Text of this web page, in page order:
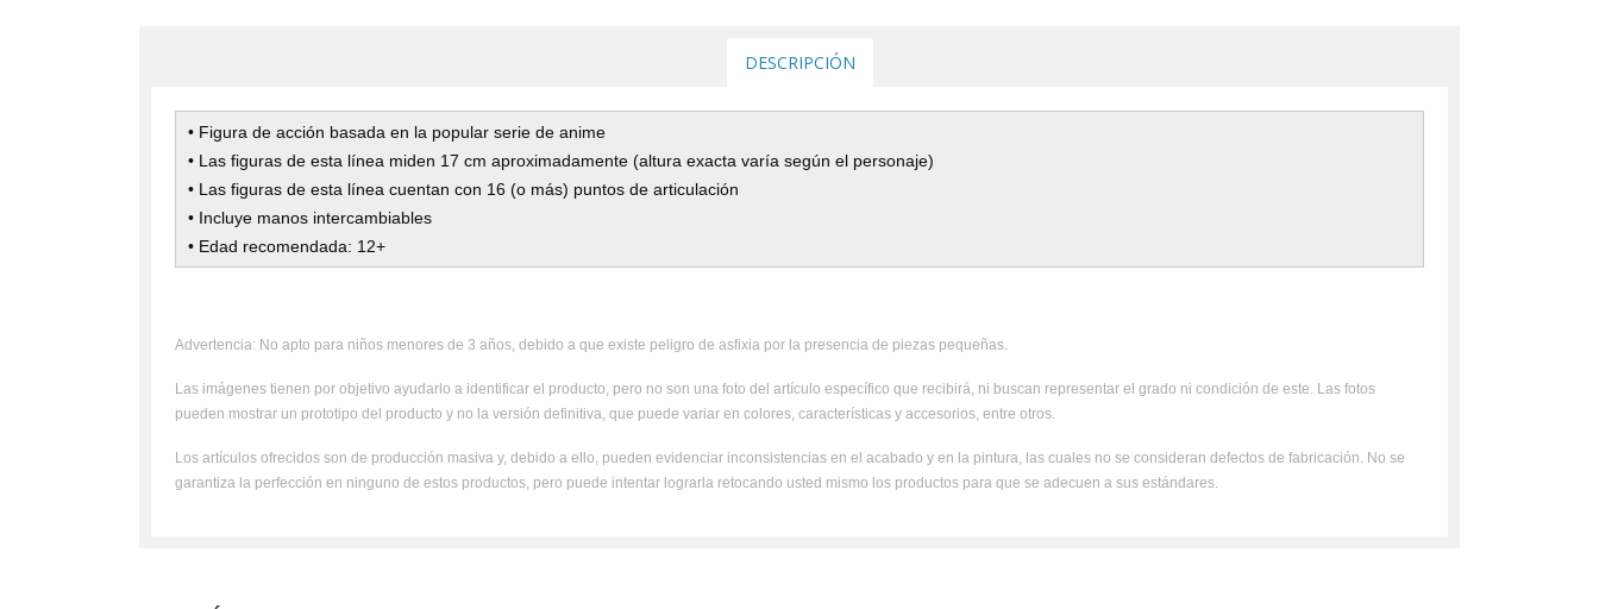
DESCRIPCIÓN
• Figura de acción basada en la popular serie de anime
• Las figuras de esta línea miden 17 cm aproximadamente (altura exacta varía según el personaje)
• Las figuras de esta línea cuentan con 16 (o más) puntos de articulación
• Incluye manos intercambiables
• Edad recomendada: 12+
Advertencia: No apto para niños menores de 3 años, debido a que existe peligro de asfixia por la presencia de piezas pequeñas.
Las imágenes tienen por objetivo ayudarlo a identificar el producto, pero no son una foto del artículo específico que recibirá, ni buscan representar el grado ni condición de este. Las fotos
pueden mostrar un prototipo del producto y no la versión definitiva, que puede variar en colores, características y accesorios, entre otros.
Los artículos ofrecidos son de producción masiva y, debido a ello, pueden evidenciar inconsistencias en el acabado y en la pintura, las cuales no se consideran defectos de fabricación. No se
garantiza la perfección en ninguno de estos productos, pero puede intentar lograrla retocando usted mismo los productos para que se adecuen a sus estándares.